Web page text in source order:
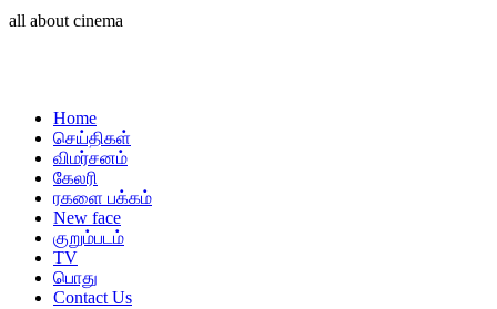
all about cinema
Home
செய்திகள்
விமர்சனம்
கேலரி
ரகளை பக்கம்
New face
குறும்படம்
TV
பொது
Contact Us